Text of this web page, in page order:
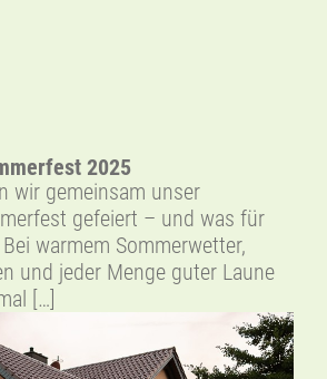
2025
wir gemeinsam unser
gefeiert – und was für
warmem Sommerwetter,
und jeder Menge guter Laune
[…]